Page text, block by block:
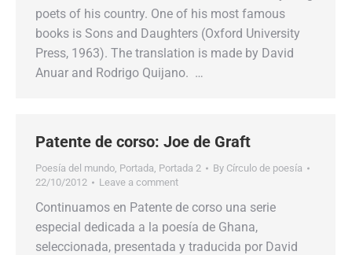
poets of his country. One of his most famous
books is Sons and Daughters (Oxford University
Press, 1963). The translation is made by David
Anuar and Rodrigo Quijano. …
Patente de corso: Joe de Graft
Poesía del mundo, Portada, Portada 2 By Círculo de poesía
22/10/2012
Leave a comment
Continuamos en Patente de corso una serie
especial dedicada a la poesía de Ghana,
seleccionada, presentada y traducida por David